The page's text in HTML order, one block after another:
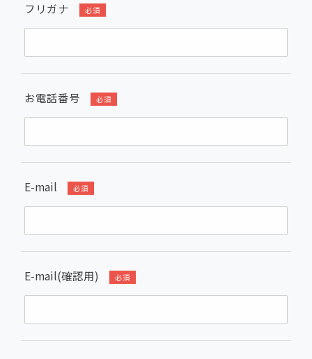
フリガナ 必須
お電話番号 必須
E-mail 必須
E-mail(確認用) 必須